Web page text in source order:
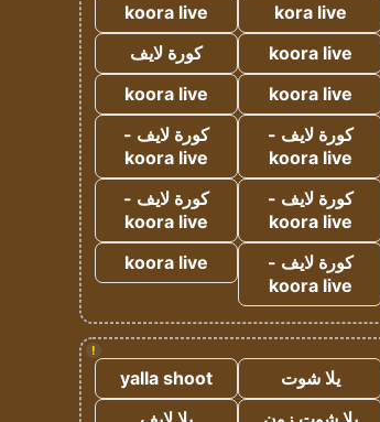
kora live
koora live
koora live
كورة لايف
koora live
koora live
كورة لايف -
koora live
كورة لايف -
koora live
كورة لايف -
koora live
كورة لايف -
koora live
كورة لايف -
koora live
koora live
!
يلا شوت
yalla shoot